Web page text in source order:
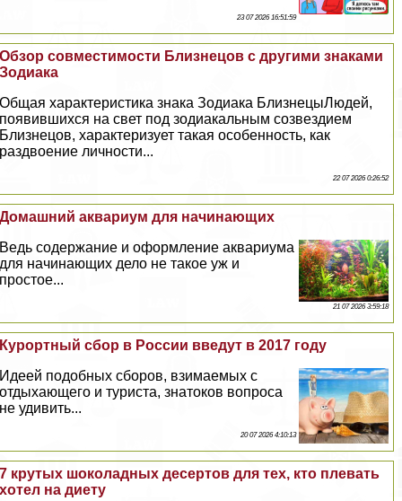
23 07 2026 16:51:59
Обзор совместимости Близнецов с другими знаками
Зодиака
Общая хаpaктеристика знака Зодиака БлизнецыЛюдей,
появившихся на свет под зодиакальным созвездием
Близнецов, хаpaктеризует такая особенность, как
раздвоение личности...
22 07 2026 0:26:52
Домашний аквариум для начинающих
Ведь содержание и оформление аквариума
для начинающих дело не такое уж и
простое...
21 07 2026 3:59:18
Курортный сбор в России введут в 2017 году
Идеей подобных сборов, взимаемых с
отдыхающего и туриста, знатоков вопроса
не удивить...
20 07 2026 4:10:13
7 крутых шоколадных десертов для тех, кто плевать
хотел на диету